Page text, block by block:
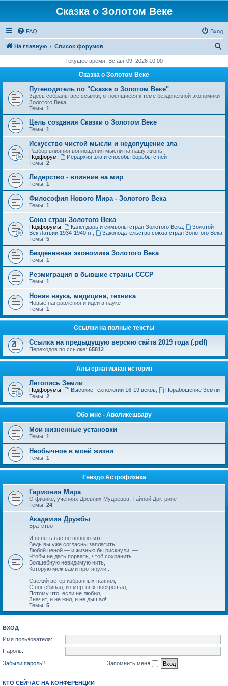
Сказка о Золотом Веке
FAQ Вход
На главную Список форумов
с
Текущее время: Вс авг 09, 2026 10:00
Сказка о Золотом Веке
Путеводитель по "Сказке о Золотом Веке"
Здесь собраны все ссылки, относящиеся к теме безденежной экономики
Золотого Века
Темы: 1
Цель создания Сказки о Золотом Веке
Темы: 1
Искусство чистой мысли и недопущение зла
Разбор влияния воплощения мысли на нашу жизнь.
Подфорум:
Иерархия зла и способы борьбы с ней
Темы: 2
Лидерство - влияние на мир
Темы: 1
Философия Нового Мира - Золотого Века
Темы: 1
Cоюз стран Золотого Века
Подфорумы: Календарь и символы стран Золотого Века,
Золотой
Век Латвии 1934-1940 гг.
Законодательство союза стран Золотого Века
Темы: 5
Безденежная экономика Золотого Века
Темы: 1
Реэмиграция в бывшие страны СССР
Темы: 1
Новая наука, медицина, техника
Новые направления и идеи в науке
Темы: 1
Ссылки на полные тексты
Ссылка на предыдущую версию сайта 2019 года (.pdf)
Переходов по ссылке: 65812
Альтернативная история
Летопись Земли
Подфорумы: Высокие технологии 16-19 веков,
Порабощение Земли
Темы: 2
Обо мне - Аволикешвару
Мои жизненные установки
Темы: 1
Необычное в моей жизни
Темы: 1
Гнездо Астрофизика
Гармония Мира
О физике, учениях Древних Мудрецов, Тайной Доктрине
Темы: 24
Академия Дружбы
Братство
И вспять вас не поворотить —
Ведь вы уже согласны заплатить:
Любой ценой — и жизнью бы рискнули, —
Чтобы не дать порвать, чтоб сохранить
Волшебную невидимую нить,
Которую меж вами протянули...
Свежий ветер избранных пьянил,
С ног сбивал, из мёртвых воскрешал,
Потому что, если не любил,
Значит, и не жил, и не дышал!
Темы: 5
ВХОД
Имя пользователя:
Пароль:
Забыли пароль?
Запомнить меня
КТО СЕЙЧАС НА КОНФЕРЕНЦИИ